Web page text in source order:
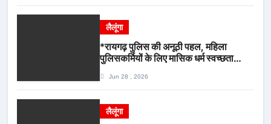
लैलूंगा
*रायगढ़ पुलिस की अनूठी पहल, महिला
पुलिसकर्मियों के लिए मासिक धर्म स्वच्छता
Jun 28 , 2026
लैलूंगा